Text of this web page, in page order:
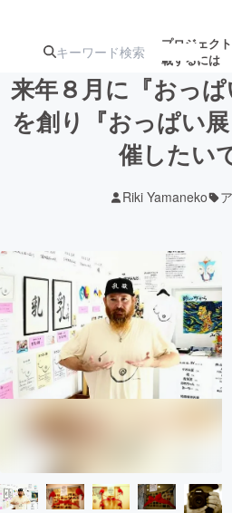
プロジェク
載するには
注目のリ 注目の新着プロ
テクノロジー・ガジェッ
映像・映画
ビジネス・起業
CAMPFIRE for Social Good
来年８月に『おっ
を創り『おっぱ
催したい
Riki Yamaneko